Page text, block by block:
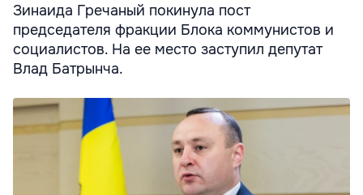
Зинаида Гречаный покинула пост
председателя фракции Блока коммунистов и
социалистов. На ее место заступил депутат
Влад Батрынча.